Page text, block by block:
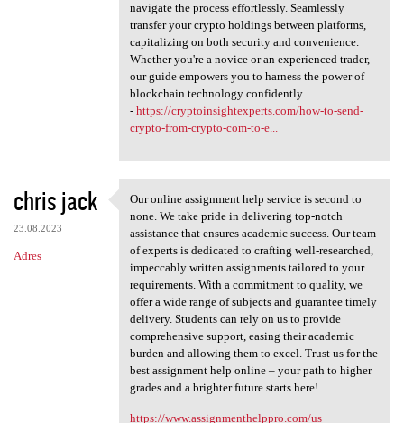
navigate the process effortlessly. Seamlessly
transfer your crypto holdings between platforms,
capitalizing on both security and convenience.
Whether you're a novice or an experienced trader,
our guide empowers you to harness the power of
blockchain technology confidently.
- https://cryptoinsightexperts.com/how-to-send-
crypto-from-crypto-com-to-e...
chris jack
23.08.2023
Adres
Our online assignment help
Our online assignment help service is second to
none. We take pride in delivering top-notch
assistance that ensures academic success. Our team
of experts is dedicated to crafting well-researched,
impeccably written assignments tailored to your
requirements. With a commitment to quality, we
offer a wide range of subjects and guarantee timely
delivery. Students can rely on us to provide
comprehensive support, easing their academic
burden and allowing them to excel. Trust us for the
best assignment help online – your path to higher
grades and a brighter future starts here!
https://www.assignmenthelppro.com/us